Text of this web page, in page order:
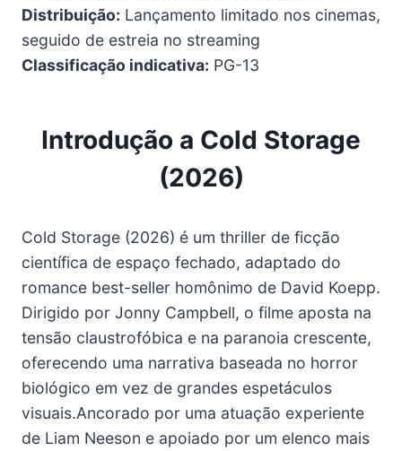
Distribuição: Lançamento limitado nos cinemas,
seguido de estreia no streaming
Classificação indicativa: PG-13
Introdução a Cold Storage
(2026)
Cold Storage (2026) é um thriller de ficção
científica de espaço fechado, adaptado do
romance best-seller homônimo de David Koepp.
Dirigido por Jonny Campbell, o filme aposta na
tensão claustrofóbica e na paranoia crescente,
oferecendo uma narrativa baseada no horror
biológico em vez de grandes espetáculos
visuais.Ancorado por uma atuação experiente
de Liam Neeson e apoiado por um elenco mais